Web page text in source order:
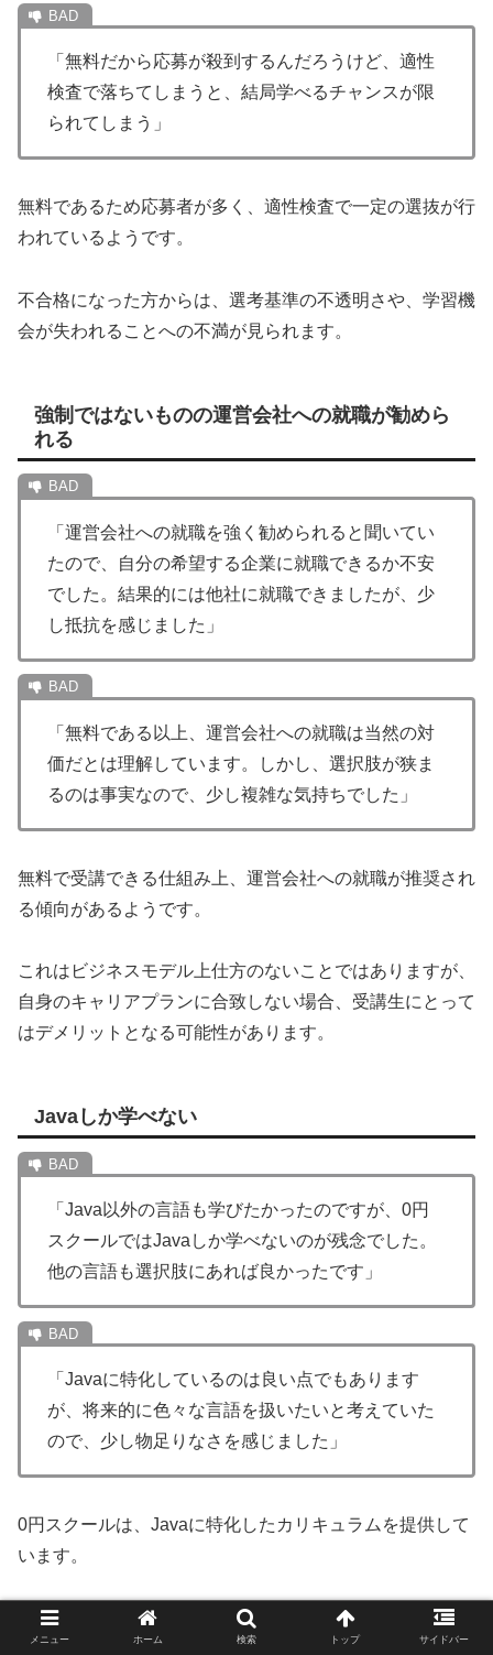
「無料だから応募が殺到するんだろうけど、適性
検査で落ちてしまうと、結局学べるチャンスが限
られてしまう」
無料であるため応募者が多く、適性検査で一定の選抜が行
われているようです。
不合格になった方からは、選考基準の不透明さや、学習機
会が失われることへの不満が見られます。
強制ではないものの運営会社への就職が勧めら
れる
「運営会社への就職を強く勧められると聞いてい
たので、自分の希望する企業に就職できるか不安
でした。結果的には他社に就職できましたが、少
し抵抗を感じました」
「無料である以上、運営会社への就職は当然の対
価だとは理解しています。しかし、選択肢が狭ま
るのは事実なので、少し複雑な気持ちでした」
無料で受講できる仕組み上、運営会社への就職が推奨され
る傾向があるようです。
これはビジネスモデル上仕方のないことではありますが、
自身のキャリアプランに合致しない場合、受講生にとって
はデメリットとなる可能性があります。
Javaしか学べない
「Java以外の言語も学びたかったのですが、0円
スクールではJavaしか学べないのが残念でした。
他の言語も選択肢にあれば良かったです」
「Javaに特化しているのは良い点でもあります
が、将来的に色々な言語を扱いたいと考えていた
ので、少し物足りなさを感じました」
0円スクールは、Javaに特化したカリキュラムを提供して
います。
Javaは需要の高い言語ではありますが、他のプログラミ
ング言語に興味がある方や、将来的に幅広い技術を習得し
メニュー ホーム 検索 トップ サイドバー